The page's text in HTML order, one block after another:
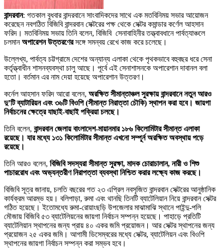
বান্দরবান: গতকাল বুধবার বান্দরবানে সাংবাদিকদের সাথে এক মতবিনিময় সভার আয়োজন
করেছেন নবগঠিত বিজিবি বান্দরবান সেক্টরের পক্ষ থেকে সেক্টর কমান্ডার কর্ণেল আহসান
ফরিদ। মতবিনিময় সভায় তিনি বলেন, বিজিবি সেনাবাহিনীর তত্ত্বাবধানে পার্বত্যাঞ্চলে
চলমানঅপারেশন উত্তরণেরসঙ্গে সমন্বয় রেখে কাজ করে চলেছে।
উল্লেখ্য, পার্বত্য চট্টগ্রামে দেশের অন্যান্য এলাকা থেকে পৃথকভাবে বহুবছর ধরে সেনা
কর্তৃত্ত্বাধীন শাসনব্যবস্থা চালু আছে। পূর্বে এই সেনাশাসনকে অপারেশান দাবানল বলা
হতো। বর্তমান এর নাম দেয়া হয়েছে অপারেশান উত্তরণ।
কর্নেল আহসান ফরিদ আরো বলেন, অরক্ষিত সীমান্তাঞ্চল সুরক্ষায় বান্দরবানে নতুন আরও
দু’টি ব্যাটারিয়ন এবং ৩৬টি বিওপি (সীমান্ত নিরাত্তা চৌকি) স্থাপন করা হবে। জায়গা
নির্বাচনের ক্ষেত্রে যাছাই-বাছাই পক্রিয়া চলছে।
তিনি বলেন, বান্দরবান জেলায় বাংলাদেশ-মায়ানমার ১৮৬ কিলোমিটার সীমান্ত এলাকা
রয়েছে। যার মধ্যে ১৩১ কিলোমিটার সীমান্ত এখনো সম্পূর্ন অরক্ষিত অবস্থায় পড়ে
রয়েছে।
তিনি আরও বলেন, বিজিবি সদস্যরা সীমান্ত সুরক্ষা, মাদক চোরাচালান, নারী ও শিশু
পাচাররোধ এবং অভ্যন্তরীণ নিরাপত্তা ব্যবস্থা নিশ্চিত করার লক্ষ্যে কাজ করছে।
বিজিবি সূত্র জানায়, চলতি বছরের গত ২৩ এপ্রিল নবসৃজিত বান্দরবান সেক্টরের আনুষ্ঠানিক
কার্যক্রম আরম্ভ হয়। বলিপাড়া, রুমা এবং থানছি তিনটি ব্যাটেলিয়ান নিয়ে বান্দরবান সেক্টর
গঠিত হয়েছে। ইতোমধ্যে রুমা-রোয়াংছড়ি উপজেলার মাঝামাঝি স্থানে পাইন্দু-পলি
মৌজায় বিজিবি ৫৩ ব্যাটেলিয়নের জায়গা নির্বাচন সম্পন্ন হয়েছে। পাহাড়ে প্রতিটি
ব্যাটেলিয়ান স্থাপনের জন্য প্রায় ৪০ একর জমি প্রয়োজন। আর সেক্টর স্থাপনের জন্য
প্রয়োজন ২৫ একর জমি। আগামী ডিসেম্বরের মধ্যে সেক্টর, ব্যাটেলিয়ন এবং বিওপি
স্থাপনের জায়গা নির্বাচন সম্পন্ন করা সম্ভব হবে।